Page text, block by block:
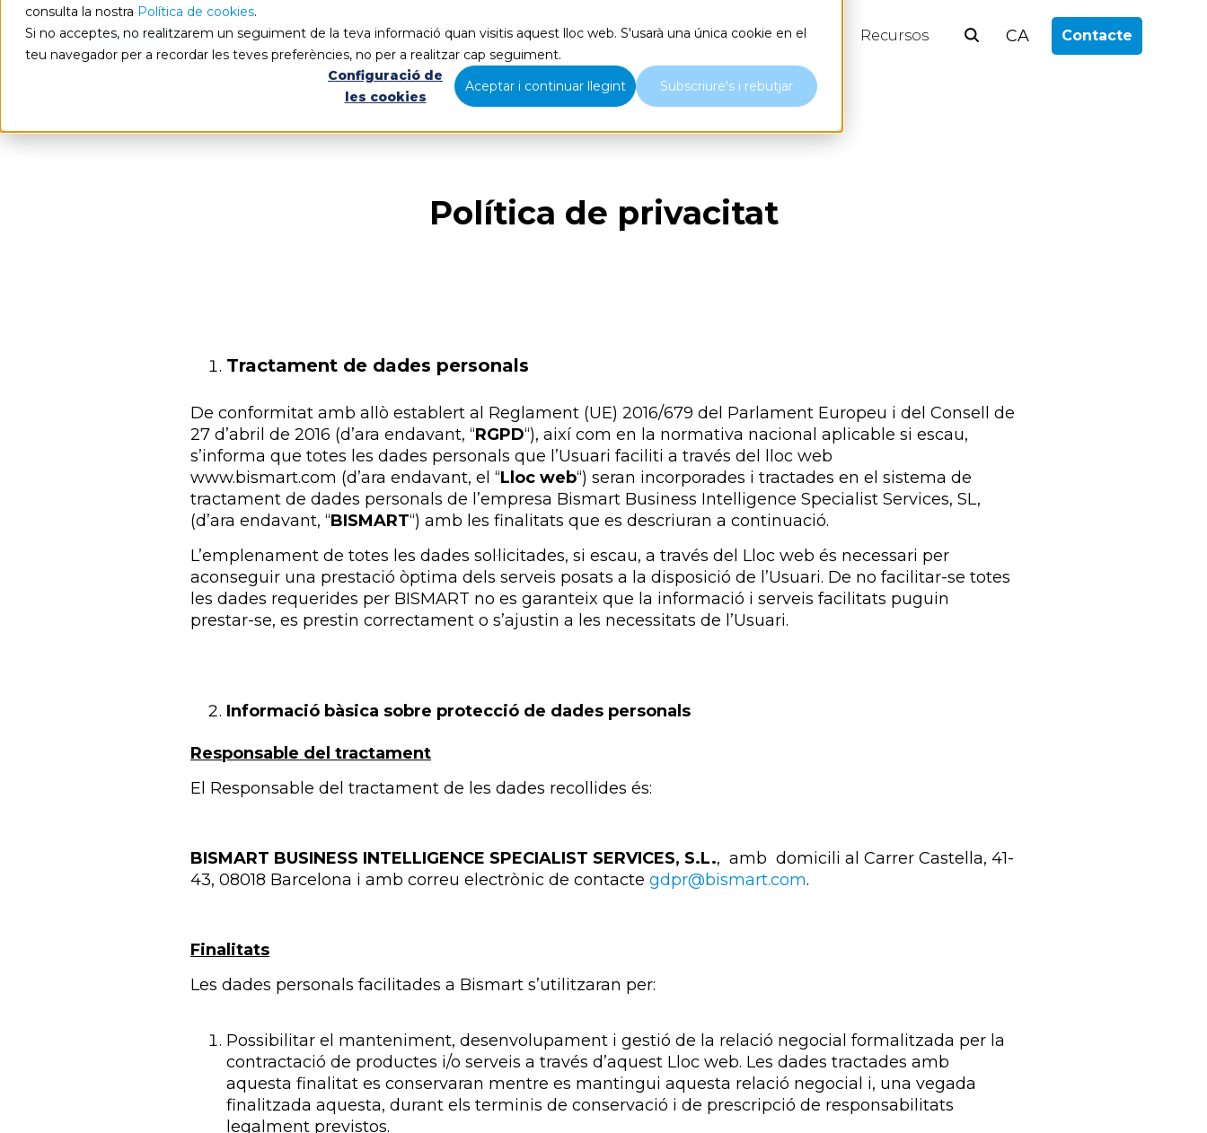
consulta la nostra Política de cookies.
Si no acceptes, no realitzarem un seguiment de la teva informació quan visitis aquest lloc web. S'usarà una única cookie en el
teu navegador per a recordar les teves preferències, no per a realitzar cap seguiment.
Configuració de
les cookies
Aceptar i continuar llegint Subscriure's i rebutjar
Què fem Nosaltres Blog Recursos CA Contacte
Política de privacitat
Tractament de dades personals
De conformitat amb allò establert al Reglament (UE) 2016/679 del Parlament Europeu i del Consell de
27 d’abril de 2016 (d’ara endavant, “RGPD“), així com en la normativa nacional aplicable si escau,
s’informa que totes les dades personals que l’Usuari faciliti a través del lloc web
www.bismart.com (d’ara endavant, el “Lloc web“) seran incorporades i tractades en el sistema de
tractament de dades personals de l’empresa Bismart Business Intelligence Specialist Services, SL,
(d’ara endavant, “BISMART“) amb les finalitats que es descriuran a continuació.
L’emplenament de totes les dades sol·licitades, si escau, a través del Lloc web és necessari per
aconseguir una prestació òptima dels serveis posats a la disposició de l’Usuari. De no facilitar-se totes
les dades requerides per BISMART no es garanteix que la informació i serveis facilitats puguin
prestar-se, es prestin correctament o s’ajustin a les necessitats de l’Usuari.
Informació bàsica sobre protecció de dades personals
Responsable del tractament
El Responsable del tractament de les dades recollides és:
BISMART BUSINESS INTELLIGENCE SPECIALIST SERVICES, S.L., amb domicili al Carrer Castella, 41-
43, 08018 Barcelona i amb correu electrònic de contacte gdpr@bismart.com.
Finalitats
Les dades personals facilitades a Bismart s’utilitzaran per:
Possibilitar el manteniment, desenvolupament i gestió de la relació negocial formalitzada per la
contractació de productes i/o serveis a través d’aquest Lloc web. Les dades tractades amb
aquesta finalitat es conservaran mentre es mantingui aquesta relació negocial i, una vegada
finalitzada aquesta, durant els terminis de conservació i de prescripció de responsabilitats
legalment previstos.